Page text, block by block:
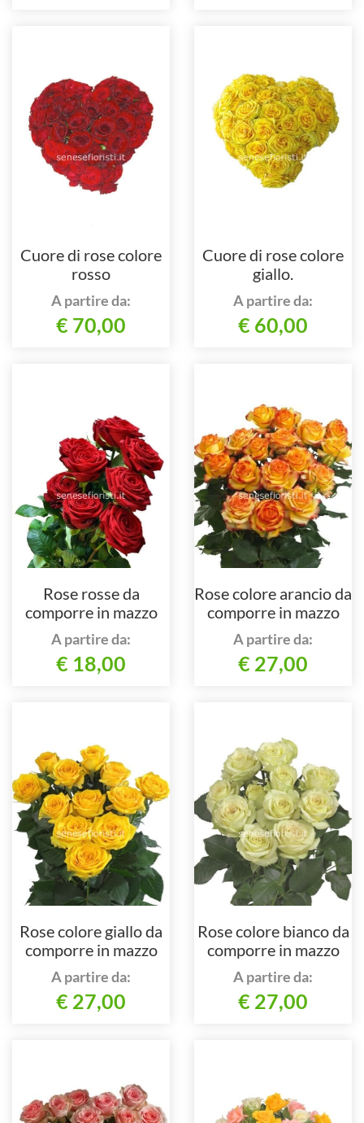
Cuore di rose colore
rosso
A partire da:
€ 70,00
Cuore di rose colore
giallo.
A partire da:
€ 60,00
Rose rosse da
comporre in mazzo
per numero di steli.
A partire da:
€ 18,00
Rose colore arancio da
comporre in mazzo
per numero di steli.
A partire da:
€ 27,00
Rose colore giallo da
comporre in mazzo
per numero di steli.
A partire da:
€ 27,00
Rose colore bianco da
comporre in mazzo
per numero di steli.
A partire da:
€ 27,00